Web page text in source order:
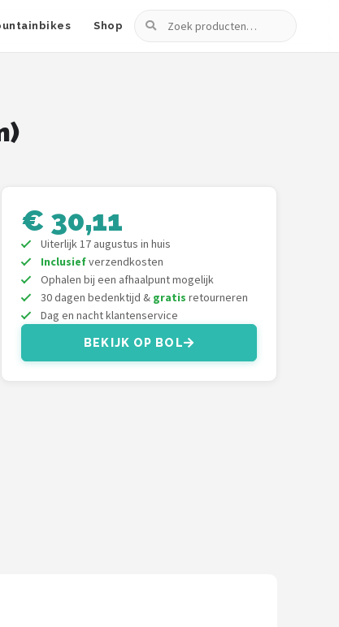
Shop
Zoeken
€ 30,11
Uiterlijk 17 augustus in huis
Inclusiefverzendkosten
Ophalen bij een afhaalpunt mogelijk
30 dagen bedenktijd & gratis retourneren
Dag en nacht klantenservice
BEKIJK OP BOL